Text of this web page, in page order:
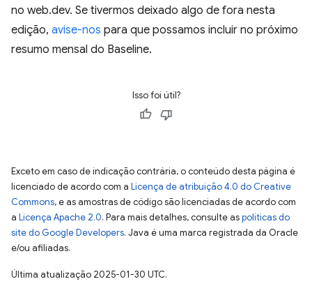
no web.dev. Se tivermos deixado algo de fora nesta
edição, avise-nos para que possamos incluir no próximo
resumo mensal do Baseline.
Isso foi útil?
Exceto em caso de indicação contrária, o conteúdo desta página é
licenciado de acordo com a Licença de atribuição 4.0 do Creative
Commons, e as amostras de código são licenciadas de acordo com
a Licença Apache 2.0. Para mais detalhes, consulte aspolíticas do
site do Google Developers. Java é uma marca registrada da Oracle
e/ou afiliadas.
Última atualização 2025-01-30 UTC.